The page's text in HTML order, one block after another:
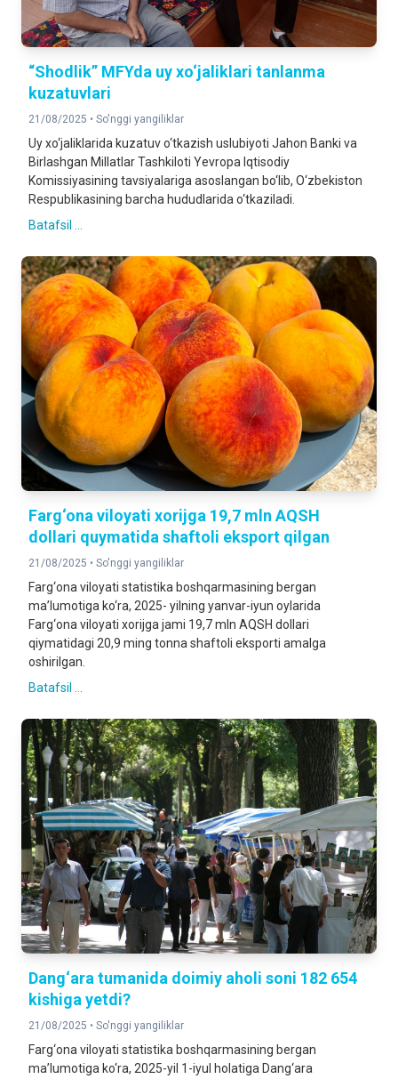
“Shodlik” MFYda uy xo‘jaliklari tanlanma
kuzatuvlari
21/08/2025 • So'nggi yangiliklar
Uy xo‘jaliklarida kuzatuv o‘tkazish uslubiyoti Jahon Banki va
Birlashgan Millatlar Tashkiloti Yevropa Iqtisodiy
Komissiyasining tavsiyalariga asoslangan bo‘lib, O‘zbekiston
Respublikasining barcha hududlarida o‘tkaziladi.
Batafsil ...
Farg‘ona viloyati xorijga 19,7 mln AQSH
dollari quymatida shaftoli eksport qilgan
21/08/2025 • So'nggi yangiliklar
Farg‘ona viloyati statistika boshqarmasining bergan
ma’lumotiga ko‘ra, 2025- yilning yanvar-iyun oylarida
Farg‘ona viloyati xorijga jami 19,7 mln AQSH dollari
qiymatidagi 20,9 ming tonna shaftoli eksporti amalga
oshirilgan.
Batafsil ...
Dang‘ara tumanida doimiy aholi soni 182 654
kishiga yetdi?
21/08/2025 • So'nggi yangiliklar
Farg‘ona viloyati statistika boshqarmasining bergan
ma’lumotiga ko‘ra, 2025-yil 1-iyul holatiga Dang‘ara